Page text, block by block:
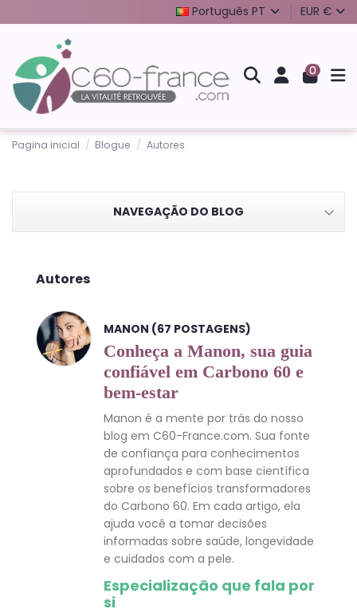
Português PT EUR €
0
Pagina inicial Blogue Autores
NAVEGAÇÃO DO BLOG
Autores
MANON (67 POSTAGENS)
Conheça a Manon, sua guia
confiável em Carbono 60 e
bem-estar
Manon é a mente por trás do nosso
blog em C60-France.com. Sua fonte
de confiança para conhecimentos
aprofundados e com base científica
sobre os benefícios transformadores
do Carbono 60. Em cada artigo, ela
ajuda você a tomar decisões
informadas sobre saúde, longevidade
e cuidados com a pele.
Especialização que fala por
si